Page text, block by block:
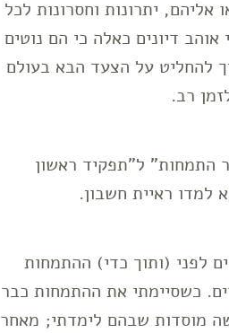
יתרונות וחסרונות לכל
אוהב דיונים כאלה כי הם נוטים
להחליט על הצעד הבא בעולם
רב.
התמחות" ל"תפקיד ראשון
למדו ראיית חשבון.
לפני (ותוך כדי) ההתמחות
כשסיימתי את ההתמחות כבר
מוסדות שבהם לימדתי; מאחר